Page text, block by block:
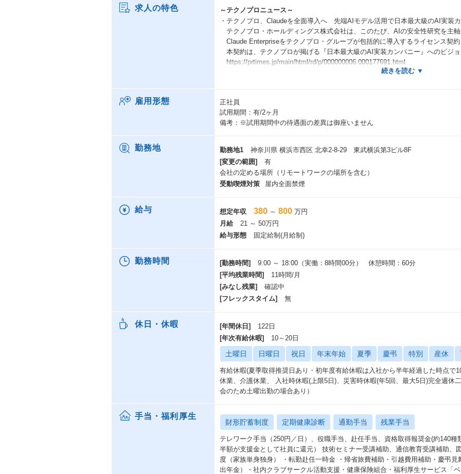
求人の特色
～テクノプロニュース～
・テクノプロ、Claudeを全面導入へ 先端AIモデル活用で日本最大級のAI実装
テクノプロ・ホールディングス株式会社は、このたび、AIの安全性研究を主
Claude Enterpriseをテクノプロ・グループが包括的に導入するライセンス契約
本契約は、テクノプロが掲げる『日本最大級のAI実装カンパニー』へのビジョ
https://prtimes.jp/main/html/rd/p/000000006.000177691.html
全国31拠点で5000名以上のITエンジニアが活躍しており、あらゆる業界・技術
近年、IT業界では人材不足が叫ばれており、技術者派遣をコア事業とする同社
る。
https://news.mynavi.jp/techplus/kikaku/20230614-2696748/
雇用形態
正社員
試用期間：有/2ヶ月
備考：※試用期間中の待遇面の差異は御座いません
勤務地 勤務地1
神奈川県 横浜市西区 北幸2-8-29 東武横浜第3ビル8F
[変更の範囲]
有
会社の定める場所（リモートワークの場所を含む）
受動喫煙対策
屋内全面禁煙
給与 想定年収 380 ～ 800 万円
月給
21 ～ 50万円
給与形態
固定給制(月給制)
勤務時間 [勤務時間]
9:00 ～ 18:00（実働：8時間00分） 休憩時間：60分
[平均残業時間]
11時間/月
[みなし残業]
確認中
[フレックスタイム]
無
休日・休暇 [年間休日]
122日
[年次有給休暇]
10～20日
土曜日 日曜日 祝日 年末年始 夏季 慶弔 特別 産休
有給休暇(夏季取得推奨日あり・初年度有給休暇は入社から半年経過した時点で
休業、介護休業、 入社時休暇(上限5日)、災害時休暇(年5回、最大5日)完全週休
会のため土曜出勤の場合あり）
手当・福利厚生
財形貯蓄制度 定期健康診断 通勤手当 残業手当
テレワーク手当（250円／日）、役職手当、赴任手当、資格取得報奨金(約140
半額が支援金として社員に還元） 技術セミナー受講補助、通信教育受講補助、
度（家族単身独身） ・転勤赴任一時金 ・帰省旅費補助・引越費用補助・慶弔
出年金）・社内クラブサークル活動支援・健康保険組合・福利厚生サービス「